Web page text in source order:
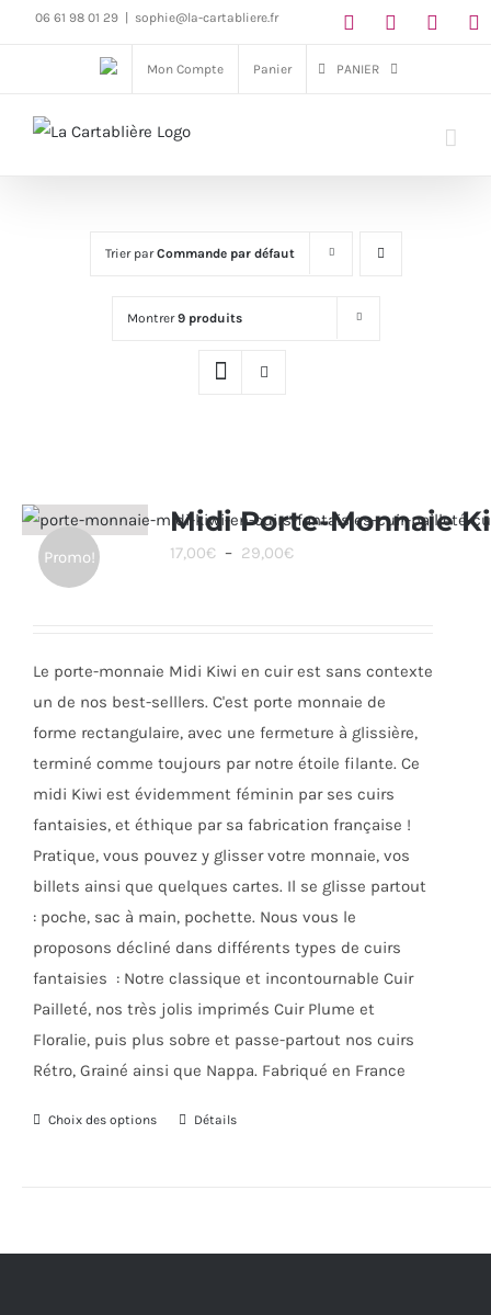
Passer06 61 98 01 29 sophie@la-cartabliere.fr
Mon Compte Panier PANIER
Trier parCommande par défaut
Montrer9 produits
Promo!
Midi Porte-Monnaie
17,00€ – 29,00€Plage
à
29,00€
Le porte-monnaie Midi Kiwi en cuir est sans contexte
un de nos best-selllers. C'est porte monnaie de
forme rectangulaire, avec une fermeture à glissière,
terminé comme toujours par notre étoile filante. Ce
midi Kiwi est évidemment féminin par ses cuirs
fantaisies, et éthique par sa fabrication française !
Pratique, vous pouvez y glisser votre monnaie, vos
billets ainsi que quelques cartes. Il se glisse partout
: poche, sac à main, pochette. Nous vous le
proposons décliné dans différents types de cuirs
fantaisies : Notre classique et incontournable Cuir
Pailleté, nos très jolis imprimés Cuir Plume et
Floralie, puis plus sobre et passe-partout nos cuirs
Rétro, Grainé ainsi que Nappa. Fabriqué en France
Choix des options
CeDétails